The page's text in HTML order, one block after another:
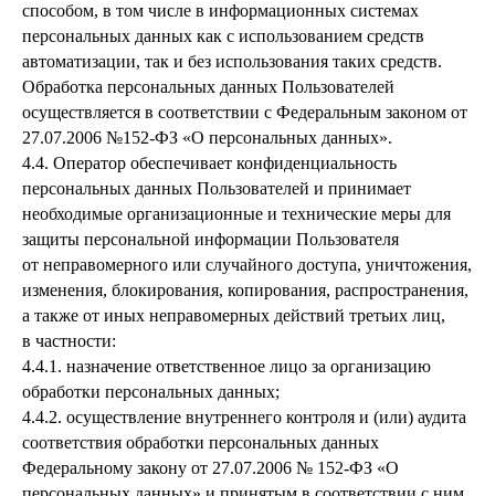
способом, в том числе в информационных системах
персональных данных как с использованием средств
автоматизации, так и без использования таких средств.
Обработка персональных данных Пользователей
осуществляется в соответствии с Федеральным законом от
27.07.2006 №152-ФЗ «О персональных данных».
4.4. Оператор обеспечивает конфиденциальность
персональных данных Пользователей и принимает
необходимые организационные и технические меры для
защиты персональной информации Пользователя
от неправомерного или случайного доступа, уничтожения,
изменения, блокирования, копирования, распространения,
а также от иных неправомерных действий третьих лиц,
в частности:
4.4.1. назначение ответственное лицо за организацию
обработки персональных данных;
4.4.2. осуществление внутреннего контроля и (или) аудита
соответствия обработки персональных данных
Федеральному закону от 27.07.2006 № 152-ФЗ «О